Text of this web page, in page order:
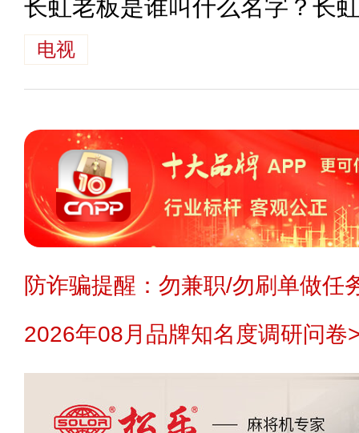
长虹老板是谁叫什么名字？长
电视
防诈骗提醒：勿兼职/勿刷单做任
2026年08月品牌知名度调研问卷